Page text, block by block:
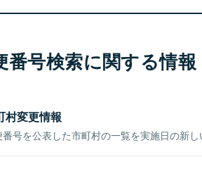
番号検索に関する情報
村変更情報
号を公表した市町村の一覧を実施日の新し